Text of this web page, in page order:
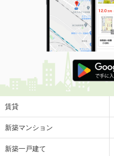
賃貸
新築マンション
新築一戸建て